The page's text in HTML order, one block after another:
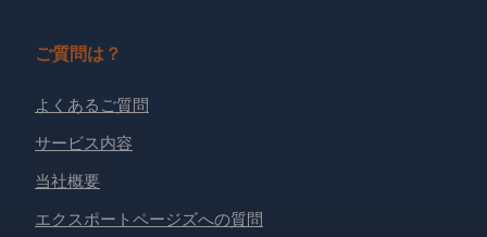
ご質問は？
よくあるご質問
サービス内容
当社概要
エクスポートページズへの質問